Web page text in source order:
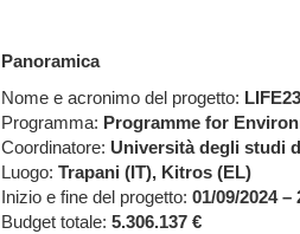
Panoramica
Nome e acronimo del progetto:
Programma: Programme for
Coordinatore: Università degli studi
Luogo: Trapani (IT), Kitros (EL)
Inizio e fine del progetto: 01/09/2024 –
Budget totale: 5.306.137 €